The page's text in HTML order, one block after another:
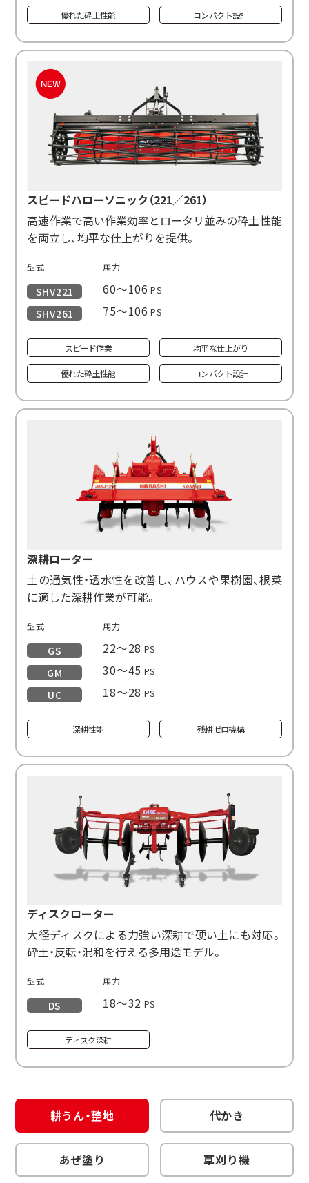
優れた砕土性能 コンパクト設計
スピードハローソニック（221／261）
高速作業で高い作業効率とロータリ並みの砕土性能
を両立し、均平な仕上がりを提供。
型式 馬力
SHV221 60〜106 PS
SHV261 75〜106 PS
スピード作業 均平な仕上がり
優れた砕土性能 コンパクト設計
深耕ローター
土の通気性・透水性を改善し、ハウスや果樹園、根菜
に適した深耕作業が可能。
型式 馬力
GS 22～28 PS
GM 30～45 PS
UC 18～28 PS
深耕性能 残耕ゼロ機構
ディスクローター
大径ディスクによる力強い深耕で硬い土にも対応。
砕土・反転・混和を行える多用途モデル。
型式 馬力
DS 18～32 PS
ディスク深耕
耕うん・整地 代かき
あぜ塗り 草刈り機